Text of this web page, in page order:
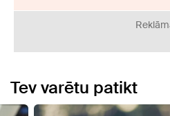
Tev varētu patikt